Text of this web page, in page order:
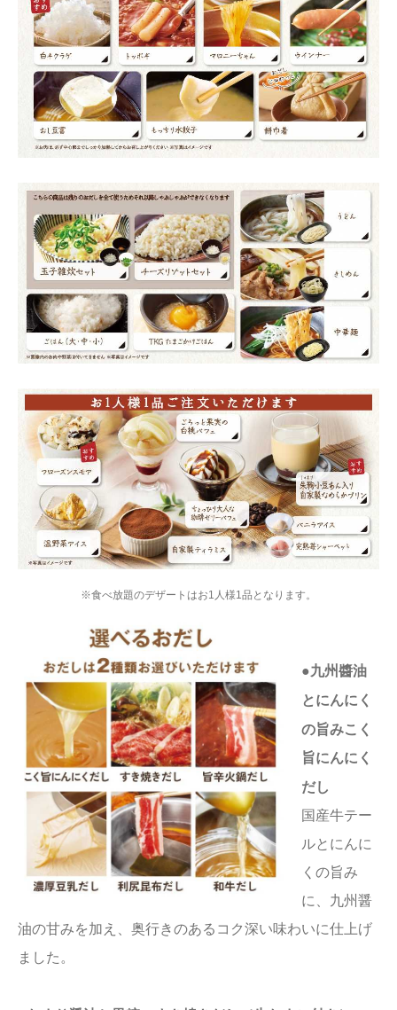
※食べ放題のデザートはお1人様1品となります。
●九州醬油
とにんにく
の旨みこく
旨にんにく
だし
国産牛テー
ルとにんに
くの旨み
に、九州醤
油の甘みを加え、奥行きのあるコク深い味わいに仕上げ
ました。